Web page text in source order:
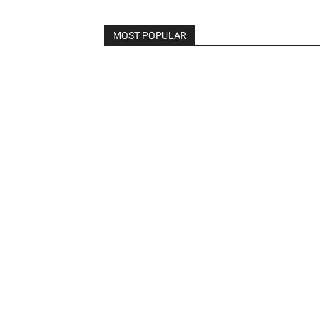
MOST POPULAR